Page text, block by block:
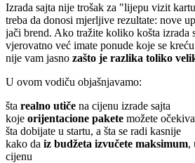
Izrada sajta nije trošak za "lijepu vizit
treba da donosi mjerljive rezultate: nove
jači brend. Ako tražite koliko košta izrada
vjerovatno već imate ponude koje se
nije vam jasno zašto je razlika toliko
U ovom vodiču objašnjavamo:
šta realno utiče na cijenu izrade sajta
koje orijentacione pakete možete
šta dobijate u startu, a šta se radi kasnije
kako da iz budžeta izvučete maksimum,
cijenu